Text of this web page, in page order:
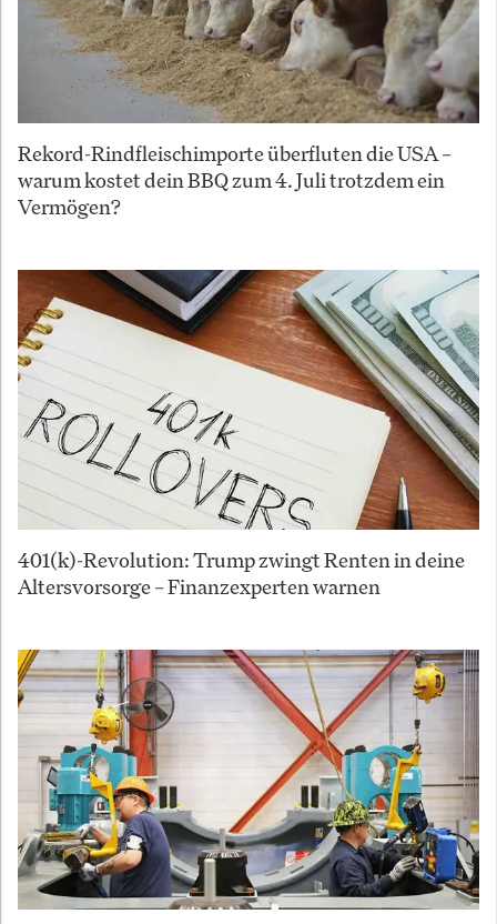
Rekord-Rindfleischimporte überfluten die USA –
warum kostet dein BBQ zum 4. Juli trotzdem ein
Vermögen?
401(k)-Revolution: Trump zwingt Renten in deine
Altersvorsorge – Finanzexperten warnen